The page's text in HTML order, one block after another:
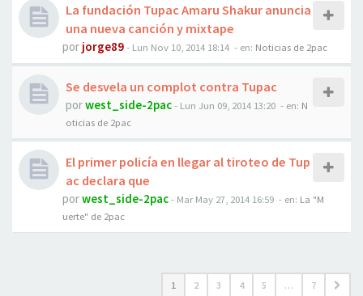
La fundación Tupac Amaru Shakur anuncia
una nueva canción y mixtape
por jorge89- Lun Nov 10, 2014 18:14 - en: Noticias de 2pac
Se desvela un complot contra Tupac
porwest_side-2pac- Lun Jun 09, 2014 13:20 - en: N
oticias de 2pac
El primer policía en llegar al tiroteo de Tup
ac declara que
porwest_side-2pac- Mar May 27, 2014 16:59 - en: La "M
uerte" de 2pac
1 2 3 4 5 … 7